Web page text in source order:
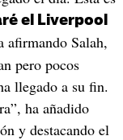
el Liverpool
afirmando Salah,
pero pocos
llegado a su fin.
ha añadido
y destacando el